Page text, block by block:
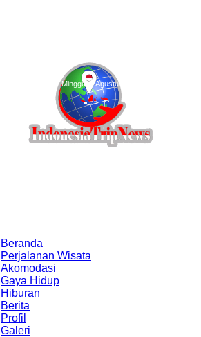
Minggu, 9 Agustus 2026
Beranda
Perjalanan Wisata
Akomodasi
Gaya Hidup
Hiburan
Berita
Profil
Galeri